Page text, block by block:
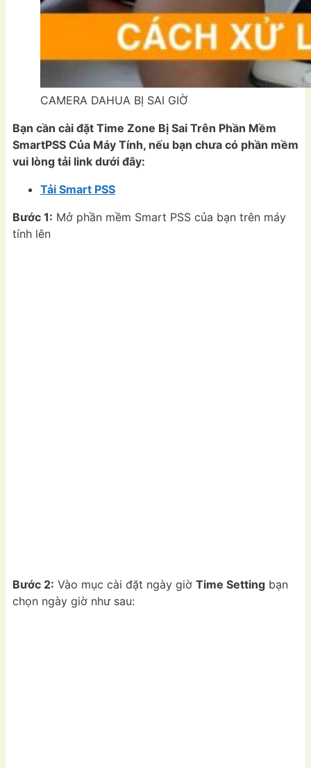
CAMERA DAHUA BỊ SAI GIỜ
Bạn cần cài đặt Time Zone Bị Sai Trên Phần Mềm
SmartPSS Của Máy Tính, nếu bạn chưa có phần mềm
vui lòng tải link dưới đây:
Tải Smart PSS
Bước 1: Mở phần mềm Smart PSS của bạn trên máy
tính lên
Bước 2: Vào mục cài đặt ngày giờ Time Setting bạn
chọn ngày giờ như sau: